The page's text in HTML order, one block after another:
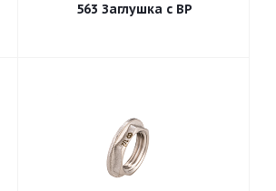
563 Заглушка с ВР